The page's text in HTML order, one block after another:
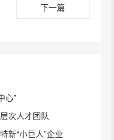
下一篇
心”
次人才团队
新“小巨人”企业